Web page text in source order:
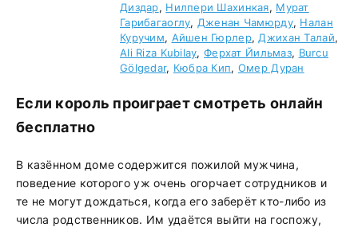
Диздар, Нилпери Шахинкая, Мурат
Гарибагаоглу, Дженан Чамюрду, Налан
Куручим, Айшен Гюрлер, Джихан Талай,
Ali Riza Kubilay,Ферхат Йильмаз, Burcu
Gölgedar, Кюбра Кип, Омер Дуран
Если король проиграет смотреть онлайн
бесплатно
В казённом доме содержится пожилой мужчина,
поведение которого уж очень огорчает сотрудников и
те не могут дождаться, когда его заберёт кто-либо из
числа родственников. Им удаётся выйти на госпожу,